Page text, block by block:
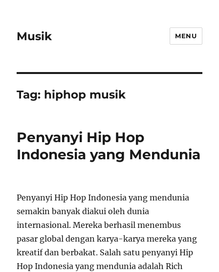
Musik MENU
Tag: hiphop musik
Penyanyi Hip Hop
Indonesia yang Mendunia
Penyanyi Hip Hop Indonesia yang mendunia
semakin banyak diakui oleh dunia
internasional. Mereka berhasil menembus
pasar global dengan karya-karya mereka yang
kreatif dan berbakat. Salah satu penyanyi Hip
Hop Indonesia yang mendunia adalah Rich